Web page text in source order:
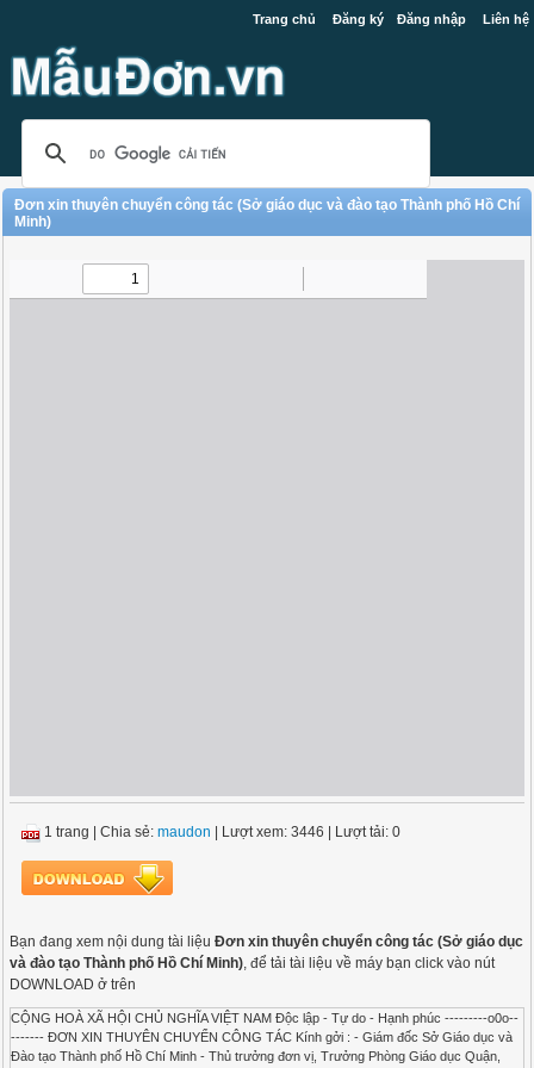
Trang chủ Đăng ký Đăng nhập Liên hệ
Đơn xin thuyên chuyển công tác (Sở giáo dục và đào tạo Thành phố Hồ Chí
Minh)
1 trang |Chia sẻ:maudon | Lượt xem: 3446 | Lượt tải: 0
Bạn đang xem nội dung tài liệuĐơn xin thuyên chuyển công tác (Sở giáo dục
và đào tạo Thành phố Hồ Chí Minh), để tải tài liệu về máy bạn click vào nút
DOWNLOAD ở trên
CỘNG HOÀ XÃ HỘI CHỦ NGHĨA VIỆT NAM Độc lập - Tự do - Hạnh phúc ---------o0o--
------- ĐƠN XIN THUYÊN CHUYỂN CÔNG TÁC Kính gởi : - Giám đốc Sở Giáo dục và
Đào tạo Thành phố Hồ Chí Minh - Thủ trưởng đơn vị, Trưởng Phòng Giáo dục Quận,